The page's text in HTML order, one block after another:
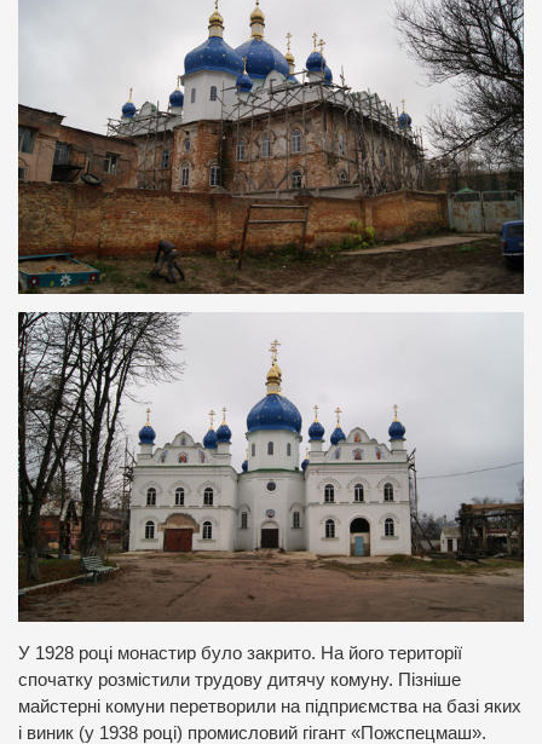
У 1928 році монастир було закрито. На його території
спочатку розмістили трудову дитячу комуну. Пізніше
майстерні комуни перетворили на підприємства на базі яких
і виник (у 1938 році) промисловий гігант «Пожспецмаш».